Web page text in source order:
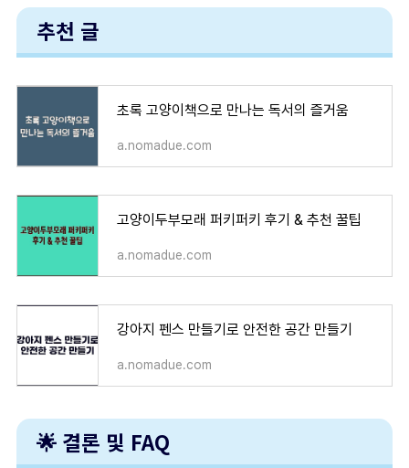
추천 글
초록 고양이책으로 만나는 독서의 즐거움
a.nomadue.com
고양이두부모래 퍼키퍼키 후기 & 추천 꿀팁
a.nomadue.com
강아지 펜스 만들기로 안전한 공간 만들기
a.nomadue.com
🌟 결론 및 FAQ